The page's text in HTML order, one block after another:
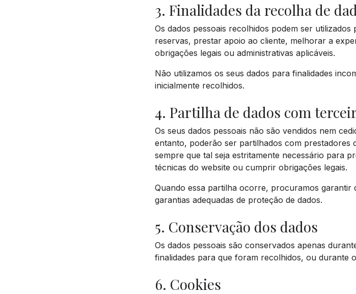
3. Finalidades da recolha de
Os dados pessoais recolhidos podem ser
reservas, prestar apoio ao cliente, melhorar a
obrigações legais ou administrativas aplicáveis.
Não utilizamos os seus dados para finalidades
inicialmente recolhidos.
4. Partilha de dados com
Os seus dados pessoais não são vendidos nem
entanto, poderão ser partilhados com prestadores
sempre que tal seja estritamente necessário para
técnicas do website ou cumprir obrigações legais.
Quando essa partilha ocorre, procuramos garantir
garantias adequadas de proteção de dados.
5. Conservação dos dados
Os dados pessoais são conservados apenas
finalidades para que foram recolhidos, ou durante
6. Cookies